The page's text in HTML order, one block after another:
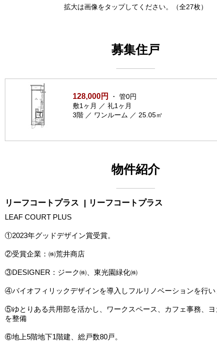
拡大は画像をタップしてください。（全27枚）
募集住戸
128,000円
・ 管0円
敷1ヶ月 ／ 礼1ヶ月
3階 ／ ワンルーム ／ 25.05㎡
物件紹介
リーフコートプラス | リーフコートプラス
LEAF COURT PLUS
①2023年グッドデザイン賞受賞。
②受賞企業：㈱荒井商店
③DESIGNER：ジーク㈱、東光園緑化㈱
④バイオフィリックデザインを導入しフルリノベーションを行
⑤ゆとりある共用部を活かし、ワークスペース、カフェ事務、
を整備
⑥地上5階地下1階建、総戸数80戸。